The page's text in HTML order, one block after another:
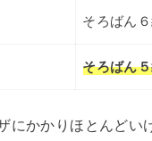
そろばん
そろばん
にかかりほとんど